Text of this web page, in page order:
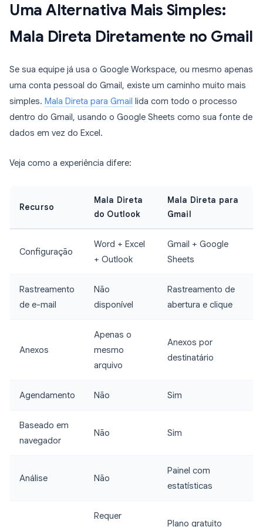
Uma Alternativa Mais Simples:
Mala Direta Diretamente no Gmail
Se sua equipe já usa o Google Workspace, ou mesmo apenas
uma conta pessoal do Gmail, existe um caminho muito mais
simples. Mala Direta para Gmail
lida com todo o processo
dentro do Gmail, usando o Google Sheets como sua fonte de
dados em vez do Excel.
Veja como a experiência difere:
Recurso
Mala Direta
do Outlook
Mala Direta para
Gmail
Configuração
Word + Excel
+ Outlook
Gmail + Google
Sheets
Rastreamento
de e-mail
Não
disponível
Rastreamento de
abertura e clique
Anexos
Apenas o
mesmo
arquivo
Anexos por
destinatário
Agendamento Não Sim
Baseado em
navegador
Não Sim
Análise Não
Painel com
estatísticas
Requer
Plano gratuito